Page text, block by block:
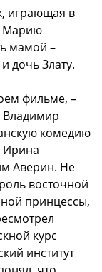
играющая в
Марию
мамой –
дочь Злату.
фильме, –
Владимир
комедию
Ирина
Аверин. Не
восточной
принцессы,
курс
институт